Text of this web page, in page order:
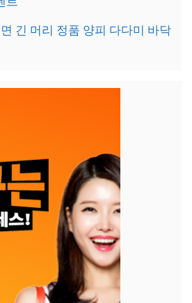
긴 머리 정품 양피 다다미 바닥